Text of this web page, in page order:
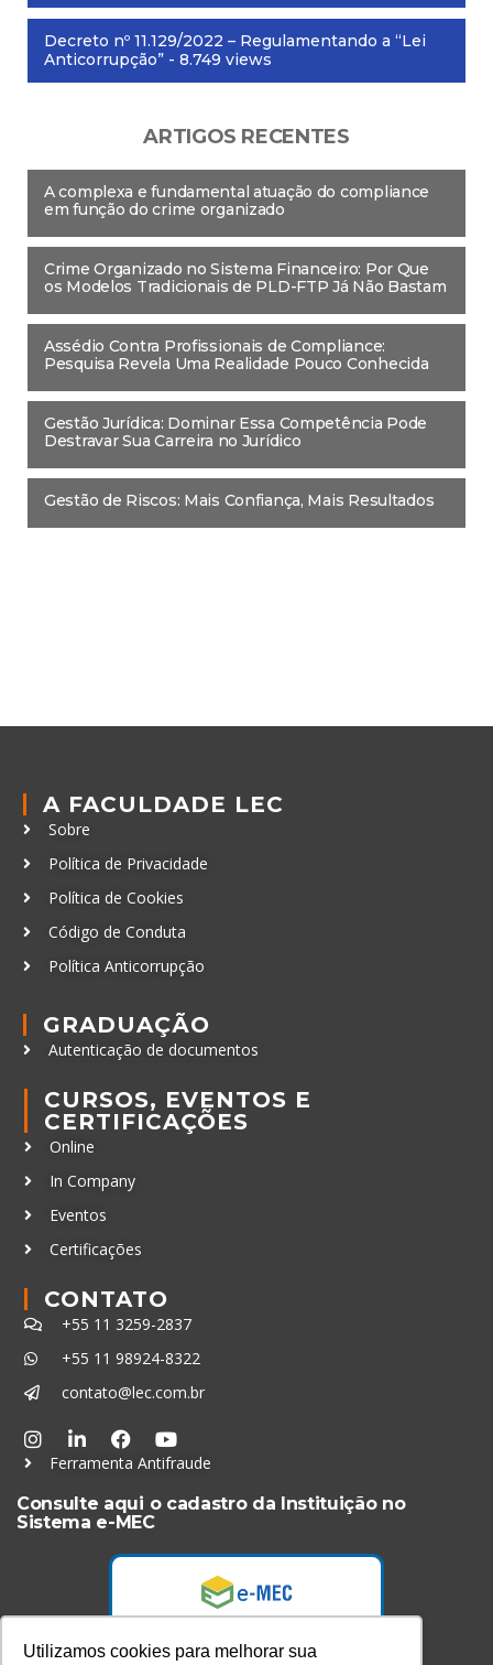
Utilizamos cookies para melhorar sua
Decreto nº 11.129/2022 – Regulamentando a “Lei
Anticorrupção” - 8.749 views
ARTIGOS RECENTES
A complexa e fundamental atuação do compliance
em função do crime organizado
Crime Organizado no Sistema Financeiro: Por Que
os Modelos Tradicionais de PLD-FTP Já Não Bastam
Assédio Contra Profissionais de Compliance:
Pesquisa Revela Uma Realidade Pouco Conhecida
Gestão Jurídica: Dominar Essa Competência Pode
Destravar Sua Carreira no Jurídico
Gestão de Riscos: Mais Confiança, Mais Resultados
A FACULDADE LEC
Sobre
Política de Privacidade
Política de Cookies
Código de Conduta
Política Anticorrupção
GRADUAÇÃO
Autenticação de documentos
CURSOS, EVENTOS E
CERTIFICAÇÕES
Online
In Company
Eventos
Certificações
CONTATO
+55 11 3259-2837
+55 11 98924-8322
contato@lec.com.br
Ferramenta Antifraude
Consulte aqui o cadastro da Instituição no
Sistema e-MEC